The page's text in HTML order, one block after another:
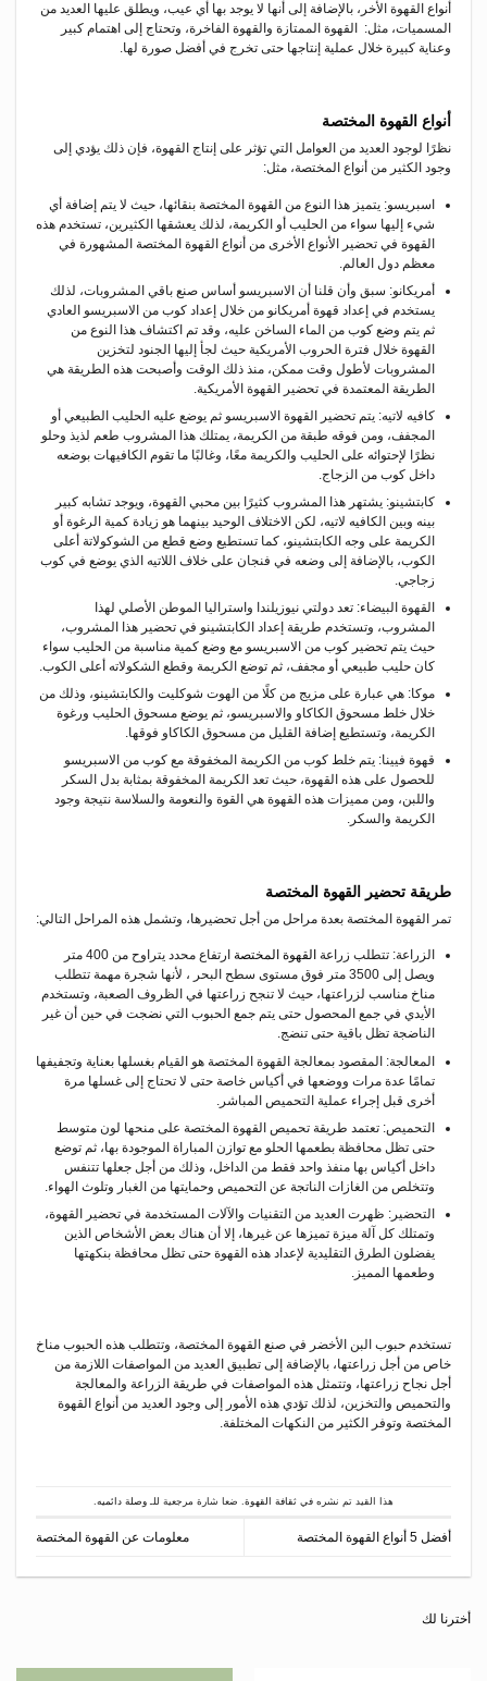
أنواع القهوة الأخر، بالإضافة إلى أنها لا يوجد بها أي عيب، ويطلق عليها العديد من
المسميات، مثل: القهوة الممتازة والقهوة الفاخرة، وتحتاج إلى اهتمام كبير
وعناية كبيرة خلال عملية إنتاجها حتى تخرج في أفضل صورة لها.
أنواع القهوة المختصة
نظرًا لوجود العديد من العوامل التي تؤثر على إنتاج القهوة، فإن ذلك يؤدي إلى
وجود الكثير من أنواع المختصة، مثل:
اسبريسو: يتميز هذا النوع من القهوة المختصة بنقائها، حيث لا يتم إضافة أي
شيء إليها سواء من الحليب أو الكريمة، لذلك يعشقها الكثيرين، تستخدم هذه
القهوة في تحضير الأنواع الأخرى من أنواع القهوة المختصة المشهورة في
معظم دول العالم.
أمريكانو: سبق وأن قلنا أن الاسبريسو أساس صنع باقي المشروبات، لذلك
يستخدم في إعداد قهوة أمريكانو من خلال إعداد كوب من الاسبريسو العادي
ثم يتم وضع كوب من الماء الساخن عليه، وقد تم اكتشاف هذا النوع من
القهوة خلال فترة الحروب الأمريكية حيث لجأ إليها الجنود لتخزين
المشروبات لأطول وقت ممكن، منذ ذلك الوقت وأصبحت هذه الطريقة هي
الطريقة المعتمدة في تحضير القهوة الأمريكية.
كافيه لاتيه: يتم تحضير القهوة الاسبريسو ثم يوضع عليه الحليب الطبيعي أو
المجفف، ومن فوقه طبقة من الكريمة، يمتلك هذا المشروب طعم لذيذ وحلو
نظرًا لإحتوائه على الحليب والكريمة معًا، وغالبًا ما تقوم الكافيهات بوضعه
داخل كوب من الزجاج.
كابتشينو: يشتهر هذا المشروب كثيرًا بين محبي القهوة، ويوجد تشابه كبير
بينه وبين الكافيه لاتيه، لكن الاختلاف الوحيد بينهما هو زيادة كمية الرغوة أو
الكريمة على وجه الكابتشينو، كما تستطيع وضع قطع من الشوكولاتة أعلى
الكوب، بالإضافة إلى وضعه في فنجان على خلاف اللاتيه الذي يوضع في كوب
زجاجي.
القهوة البيضاء: تعد دولتي نيوزيلندا واستراليا الموطن الأصلي لهذا
المشروب، وتستخدم طريقة إعداد الكابتشينو في تحضير هذا المشروب،
حيث يتم تحضير كوب من الاسبريسو مع وضع كمية مناسبة من الحليب سواء
كان حليب طبيعي أو مجفف، ثم توضع الكريمة وقطع الشكولاته أعلى الكوب.
موكا: هي عبارة على مزيج من كلًا من الهوت شوكليت والكابتشينو، وذلك من
خلال خلط مسحوق الكاكاو والاسبريسو، ثم يوضع مسحوق الحليب ورغوة
الكريمة، وتستطيع إضافة القليل من مسحوق الكاكاو فوقها.
قهوة فيينا: يتم خلط كوب من الكريمة المخفوقة مع كوب من الاسبريسو
للحصول على هذه القهوة، حيث تعد الكريمة المخفوقة بمثابة بدل السكر
واللبن، ومن مميزات هذه القهوة هي القوة والنعومة والسلاسة نتيجة وجود
الكريمة والسكر.
طريقة تحضير القهوة المختصة
تمر القهوة المختصة بعدة مراحل من أجل تحضيرها، وتشمل هذه المراحل التالي:
الزراعة: تتطلب زراعة القهوة المختصة
ارتفاع محدد يتراوح من 400 متر
ويصل إلى 3500 متر فوق مستوى سطح البحر ، لأنها شجرة مهمة تتطلب
مناخ مناسب لزراعتها، حيث لا تنجح زراعتها في الظروف الصعبة، وتستخدم
الأيدي في جمع المحصول حتى يتم جمع الحبوب التي نضجت في حين أن غير
الناضجة تظل باقية حتى تنضج.
المعالجة: المقصود بمعالجة القهوة المختصة هو القيام بغسلها بعناية وتجفيفها
تمامًا عدة مرات ووضعها في أكياس خاصة حتى لا تحتاج إلى غسلها مرة
أخرى قبل إجراء عملية التحميص المباشر.
التحميص: تعتمد طريقة تحميص القهوة المختصة على منحها لون متوسط
حتى تظل محافظة بطعمها الحلو مع توازن المباراة الموجودة بها، ثم توضع
داخل أكياس بها منفذ واحد فقط من الداخل، وذلك من أجل جعلها تتنفس
وتتخلص من الغازات الناتجة عن التحميص وحمايتها من الغبار وتلوث الهواء.
التحضير: ظهرت العديد من التقنيات والآلات المستخدمة في تحضير القهوة،
وتمتلك كل آلة ميزة تميزها عن غيرها، إلا أن هناك بعض الأشخاص الذين
يفضلون الطرق التقليدية لإعداد هذه القهوة حتى تظل محافظة بنكهتها
وطعمها المميز.
تستخدم حبوب البن الأخضر في صنع القهوة المختصة، وتتطلب هذه الحبوب مناخ
خاص من أجل زراعتها، بالإضافة إلى تطبيق العديد من المواصفات اللازمة من
أجل نجاح زراعتها، وتتمثل هذه المواصفات في طريقة الزراعة والمعالجة
والتحميص والتخزين، لذلك تؤدي هذه الأمور إلى وجود العديد من أنواع القهوة
المختصة وتوفر الكثير من النكهات المختلفة.
هذا القيد تم نشره في ثقافة القهوة . ضعا شارة مرجعية للـ وصلة دائميه
أفضل 5 أنواع القهوة المختصة معلومات عن القهوة المختصة
أخترنا لك